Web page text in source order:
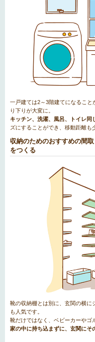
一戸建ては2～3階建てになるこ
り下りが大変に。
キッチン、洗濯、風呂、トイレ同
ズにすることができ、移動距離も
収納のためのおすすめの間
をつくる
靴の収納棚とは別に、玄関の横に
も人気です。
靴だけではなく、ベビーカーやゴ
家の中に持ち込まずに、玄関にそ